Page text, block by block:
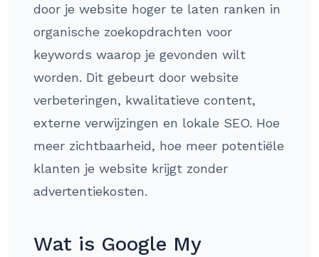
door je website hoger te laten ranken in
organische zoekopdrachten voor
keywords waarop je gevonden wilt
worden. Dit gebeurt door website
verbeteringen, kwalitatieve content,
externe verwijzingen en lokale SEO. Hoe
meer zichtbaarheid, hoe meer potentiële
klanten je website krijgt zonder
advertentiekosten.
Wat is Google My